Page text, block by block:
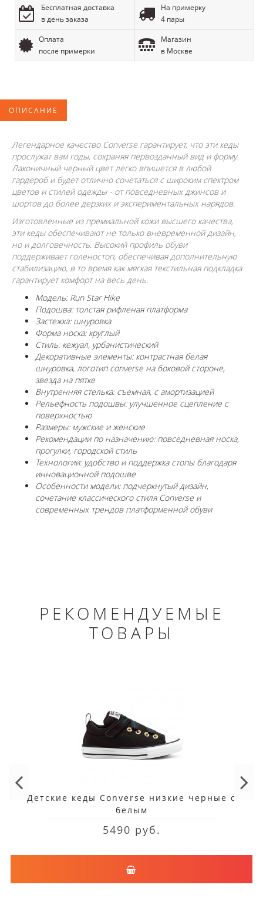
Бесплатная доставка
в день заказа
На примерку
4 пары
Оплата
после примерки
Магазин
в Москве
ОПИСАНИЕ
Легендарное качество Converse гарантирует, что эти кеды
прослужат вам годы, сохраняя первозданный вид и форму.
Лаконичный черный цвет легко впишется в любой
гардероб и будет отлично сочетаться с широким спектром
цветов и стилей одежды - от повседневных джинсов и
шортов до более дерзких и экспериментальных нарядов.
Изготовленные из премиальной кожи высшего качества,
эти кеды обеспечивают не только вневременной дизайн,
но и долговечность. Высокий профиль обуви
поддерживает голеностоп, обеспечивая дополнительную
стабилизацию, в то время как мягкая текстильная подкладка
гарантирует комфорт на весь день.
Модель: Run Star Hike
Подошва: толстая рифленая платформа
Застежка: шнуровка
Форма носка: круглый
Стиль: кежуал, урбанистический
Декоративные элементы: контрастная белая
шнуровка, логотип converse на боковой стороне,
звезда на пятке
Внутренняя стелька: съемная, с амортизацией
Рельефность подошвы: улучшенное сцепление с
поверхностью
Размеры: мужские и женские
Рекомендации по назначению: повседневная носка,
прогулки, городской стиль
Технологии: удобство и поддержка стопы благодаря
инновационной подошве
Особенности модели: подчеркнутый дизайн,
сочетание классического стиля Converse и
современных трендов платформенной обуви
РЕКОМЕНДУЕМЫЕ
ТОВАРЫ
Детские кеды Converse низкие черные с
белым
5490 руб.